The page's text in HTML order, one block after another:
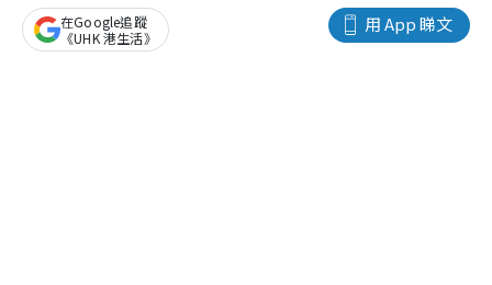
用 App 睇文
在Google追蹤
《UHK 港生活》